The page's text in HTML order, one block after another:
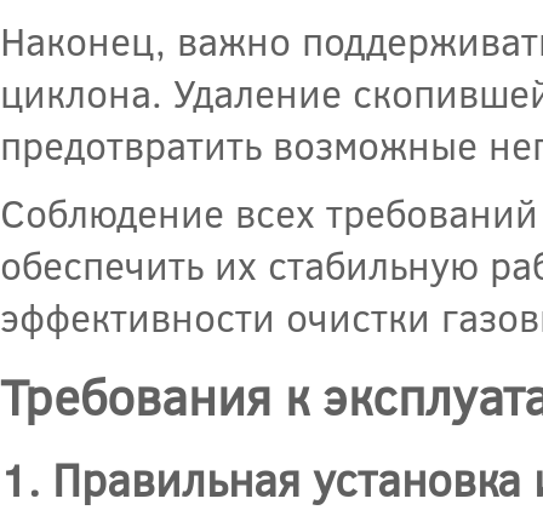
Наконец, важно
циклона. Удаление
предотвратить возможные
Соблюдение всех
обеспечить их стабильную
эффективности очистки
Требования к
1. Правильная